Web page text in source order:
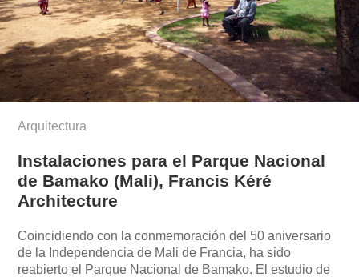
Arquitectura
Instalaciones para el Parque Nacional
de Bamako (Mali), Francis Kéré
Architecture
Coincidiendo con la conmemoración del 50 aniversario
de la Independencia de Mali de Francia, ha sido
reabierto el Parque Nacional de Bamako. El estudio de